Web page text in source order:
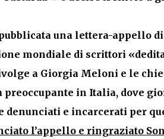
una lettera-appello
mondiale di scrittori
a Giorgia Meloni e le
preoccupante in Italia, dove
denunciati e incarcerati per
l’appello e ringraziato